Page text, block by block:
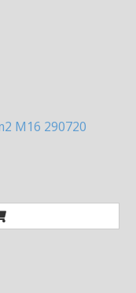
M16 290720